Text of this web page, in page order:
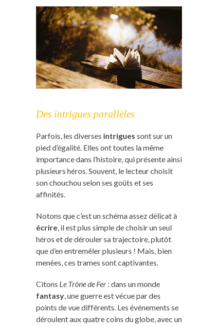
Des intrigues parallèles
Parfois, les diverses intrigues sont sur un
pied d’égalité. Elles ont toutes la même
importance dans l’histoire, qui présente ainsi
plusieurs héros. Souvent, le lecteur choisit
son chouchou selon ses goûts et ses
affinités.
Notons que c’est un schéma assez délicat à
écrire, il est plus simple de choisir un seul
héros et de dérouler sa trajectoire, plutôt
que d’en entremêler plusieurs ! Mais, bien
menées, ces trames sont captivantes.
Citons Le Trône de Fer : dans un monde
fantasy, une guerre est vécue par des
points de vue différents. Les événements se
déroulent aux quatre coins du globe, avec un